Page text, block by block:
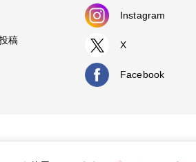
稿
Instagram
X
Facebook